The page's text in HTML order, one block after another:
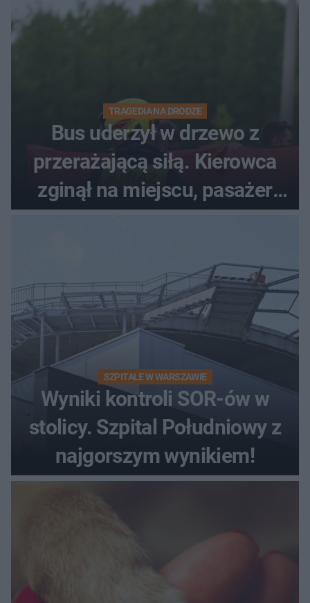
TRAGEDIA NA DRODZE
Bus uderzył w drzewo z
przerażającą siłą. Kierowca
zginął na miejscu, pasażer
walczy o życie
SZPITALE W WARSZAWIE
Wyniki kontroli SOR-ów w
stolicy. Szpital Południowy z
najgorszym wynikiem!